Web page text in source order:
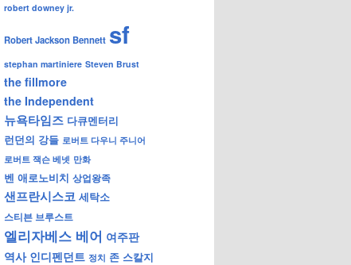
robert downey jr.
Robert Jackson Bennett sf
stephan martiniere Steven Brust
the fillmore
the Independent
뉴욕타임즈 다큐멘터리
런던의 강들 로버트 다우니 주니어
로버트 잭슨 베넷 만화
벤 애로노비치 상업왕족
샌프란시스코 세탁소
스티븐 브루스트
엘리자베스 베어 여주판
역사 인디펜던트 정치 존 스칼지